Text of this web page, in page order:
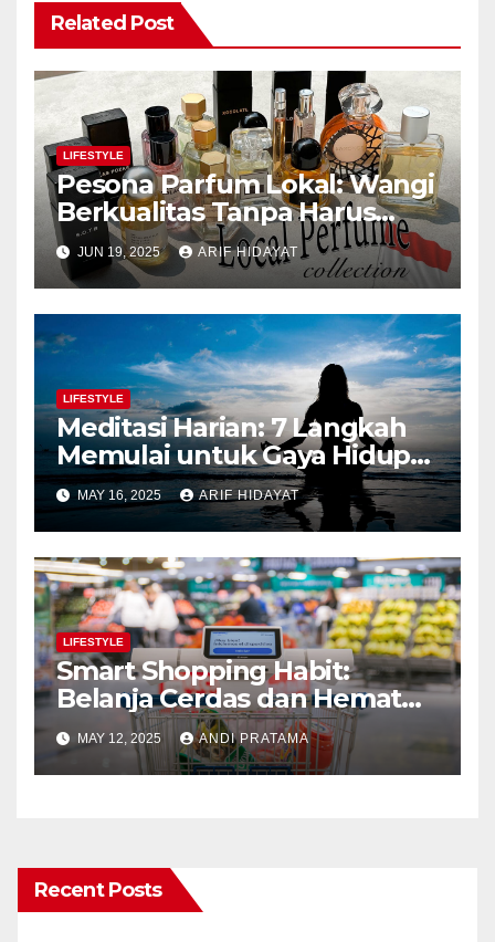
Related Post
LIFESTYLE
Pesona Parfum Lokal: Wangi
Berkualitas Tanpa Harus
Mahal
JUN 19, 2025 ARIF HIDAYAT
LIFESTYLE
Meditasi Harian: 7 Langkah
Memulai untuk Gaya Hidup
Lebih Bahagia
MAY 16, 2025 ARIF HIDAYAT
LIFESTYLE
Smart Shopping Habit:
Belanja Cerdas dan Hemat
Tanpa Drama
MAY 12, 2025 ANDI PRATAMA
Recent Posts